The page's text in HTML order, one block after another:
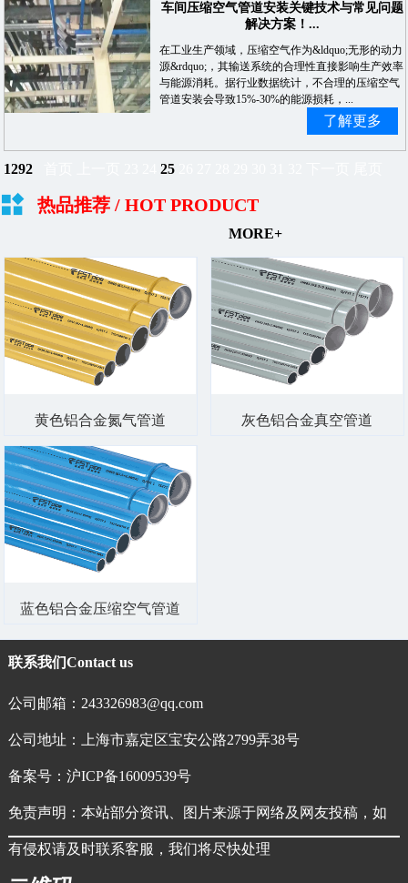
车间压缩空气管道安装关键技术与常见问题
解决方案！...
在工业生产领域，压缩空气作为&ldquo;无形的动力
源&rdquo;，其输送系统的合理性直接影响生产效率
与能源消耗。据行业数据统计，不合理的压缩空气
管道安装会导致15%-30%的能源损耗，...
了解更多
1292 25
热品推荐/ HOT PRODUCT
MORE+
黄色铝合金氮气管道 灰色铝合金真空管道
蓝色铝合金压缩空气管道
联系我们Contact us
公司邮箱：243326983@qq.com
公司地址：上海市嘉定区宝安公路2799弄38号
备案号： 沪ICP备16009539号
免责声明：本站部分资讯、图片来源于网络及网友投稿，如
有侵权请及时联系客服，我们将尽快处理